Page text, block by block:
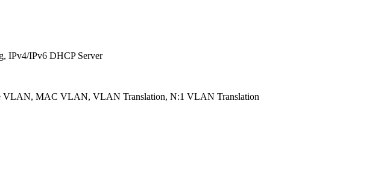
IPv4/IPv6 DHCP Server
VLAN, MAC VLAN, VLAN Translation, N:1 VLAN Translation